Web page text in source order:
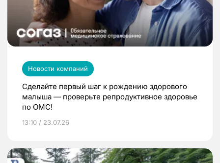
Новости компаний
Сделайте первый шаг к рождению здорового
малыша — проверьте репродуктивное здоровье
по ОМС!
13:10 / 23.07.26